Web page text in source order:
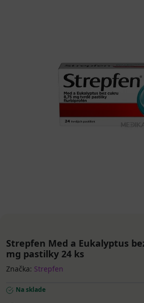
Strepfen Med a Eukalyptus
mg pastilky 24 ks
Značka: Strepfen
Na sklade